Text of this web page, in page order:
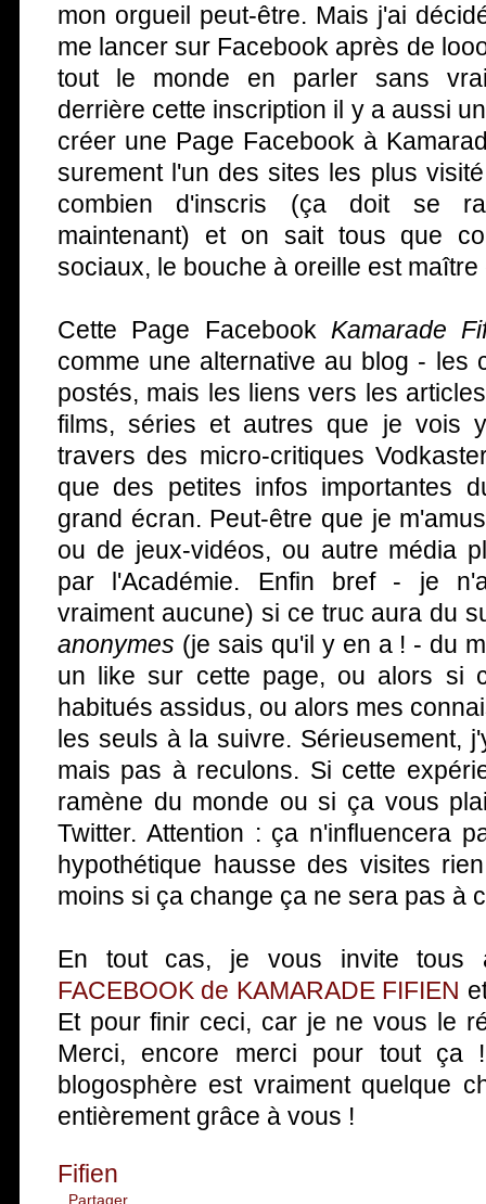
mon orgueil peut-être. Mais j'ai
me lancer sur Facebook après de
tout le monde en parler sans
derrière cette inscription il y a aussi
créer une Page Facebook à
surement l'un des sites les plus
combien d'inscris (ça doit se
maintenant) et on sait tous que
sociaux, le bouche à oreille est maître
Cette Page Facebook Kamarade
comme une alternative au blog - les
postés, mais les liens vers les
films, séries et autres que je vois
travers des micro-critiques
que des petites infos importantes
grand écran. Peut-être que je
ou de jeux-vidéos, ou autre média
par l'Académie. Enfin bref - je
vraiment aucune) si ce truc aura du
anonymes (je sais qu'il y en a ! - du
un like sur cette page, ou alors si
habitués assidus, ou alors mes
les seuls à la suivre. Sérieusement,
mais pas à reculons. Si cette
ramène du monde ou si ça vous
Twitter. Attention : ça n'influencera
hypothétique hausse des visites
moins si ça change ça ne sera pas à
En tout cas, je vous invite
FACEBOOK de KAMARADE FIFIEN
Et pour finir ceci, car je ne vous le
Merci, encore merci pour tout ça
blogosphère est vraiment quelque
entièrement grâce à vous !
Fifien
Partager